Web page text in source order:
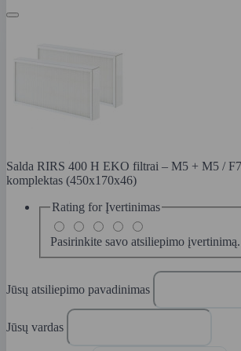
Salda RIRS 400 H EKO filtrai – M5 + M5 /
komplektas (450x170x46)
Rating for Įvertinimas
Pasirinkite savo atsiliepimo įvertinimą.
Jūsų atsiliepimo pavadinimas
Jūsų vardas